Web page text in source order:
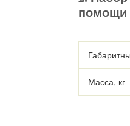
помощи
Масса, кг